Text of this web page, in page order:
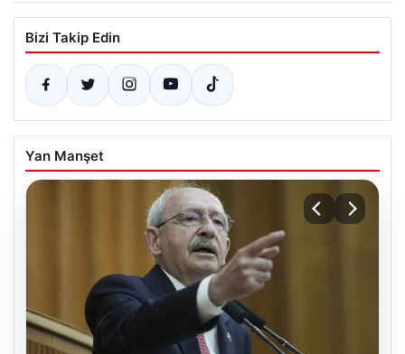
Bizi Takip Edin
Yan Manşet